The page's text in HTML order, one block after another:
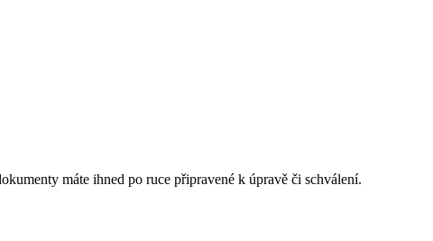
máte ihned po ruce připravené k úpravě či schválení.